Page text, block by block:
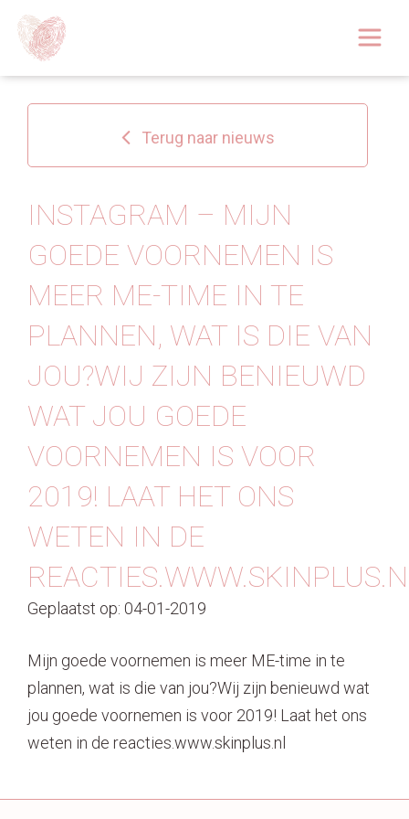
Over
Huidoplossingen
Behandelingen
Tarieven 2026
Blog
Webshop
Contact
Terug naar nieuws
INSTAGRAM – MIJN
GOEDE VOORNEMEN IS
MEER ME-TIME IN TE
PLANNEN, WAT IS DIE VAN
JOU?WIJ ZIJN BENIEUWD
WAT JOU GOEDE
VOORNEMEN IS VOOR
2019! LAAT HET ONS
WETEN IN DE
Geplaatst op: 04-01-2019
Mijn goede voornemen is meer ME-time in te
plannen, wat is die van jou?Wij zijn benieuwd wat
jou goede voornemen is voor 2019! Laat het ons
weten in de reacties.www.skinplus.nl